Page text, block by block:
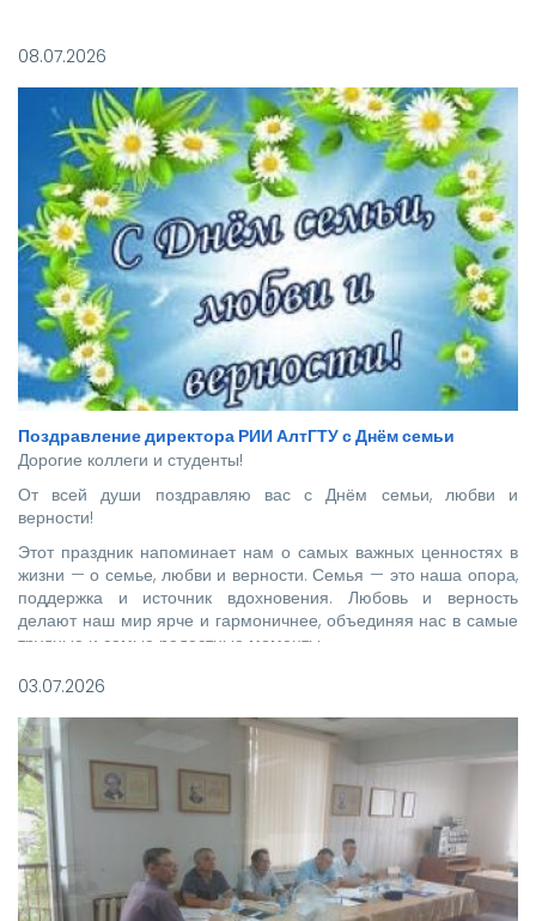
высококвалифицированных специалистов, которым предстоит
стать надежной опорой и строить будущее нашей великой
страны.
08.07.2026
Поздравление директора РИИ АлтГТУ с Днём семьи
Дорогие коллеги и студенты!
От всей души поздравляю вас с Днём семьи, любви и
верности!
Этот праздник напоминает нам о самых важных ценностях в
жизни — о семье, любви и верности. Семья — это наша опора,
поддержка и источник вдохновения. Любовь и верность
делают наш мир ярче и гармоничнее, объединяя нас в самые
трудные и самые радостные моменты.
03.07.2026